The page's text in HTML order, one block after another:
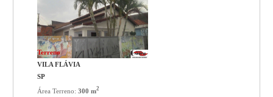
Terreno
VILA FLÁVIA
SP
Área Terreno:300 m2